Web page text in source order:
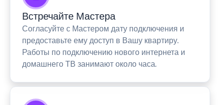
Встречайте Мастера
Согласуйте с Мастером дату подключения и
предоставьте ему доступ в Вашу квартиру.
Работы по подключению нового интернета и
домашнего ТВ занимают около часа.